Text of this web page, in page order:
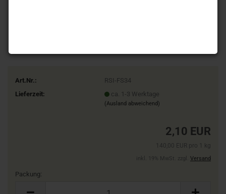
Art.Nr.:
RSI-FS34
Lieferzeit:
ca. 1-3 Werktage
(Ausland abweichend)
2,10 EUR
140,00 EUR pro 1 kg
inkl. 19% MwSt. zzgl. Versand
Packung: